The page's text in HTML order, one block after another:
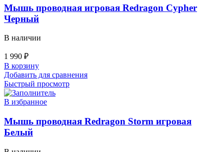
Мышь проводная игровая Redragon Cypher
Черный
В наличии
1 990 ₽
В корзину
Добавить для сравнения
Быстрый просмотр
В избранное
Мышь проводная Redragon Storm игровая
Белый